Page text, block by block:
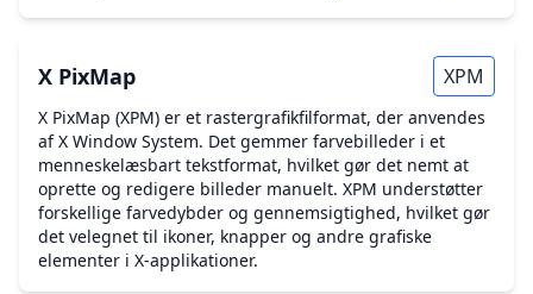
X PixMap XPM
X PixMap (XPM) er et rastergrafikfilformat, der anvendes
af X Window System. Det gemmer farvebilleder i et
menneskelæsbart tekstformat, hvilket gør det nemt at
oprette og redigere billeder manuelt. XPM understøtter
forskellige farvedybder og gennemsigtighed, hvilket gør
det velegnet til ikoner, knapper og andre grafiske
elementer i X-applikationer.